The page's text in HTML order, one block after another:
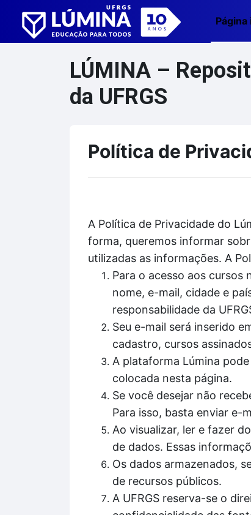
Ir para o conteúdo principal
Página
LÚMINA –
da UFRGS
Política de
A Política de Privacidade do
forma, queremos informar
utilizadas as informações. A
Para o acesso aos cursos
nome, e-mail, cidade e
responsabilidade da
Seu e-mail será inserido
cadastro, cursos
A plataforma Lúmina
colocada nesta página.
Se você desejar não
Para isso, basta enviar e-
Ao visualizar, ler e fazer
de dados. Essas
Os dados armazenados,
de recursos públicos.
A UFRGS reserva-se o